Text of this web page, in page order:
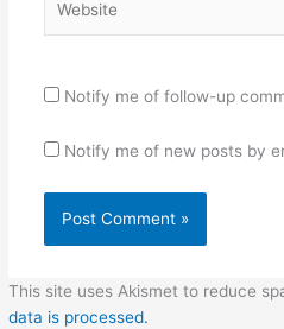
Notify me of follow-up
Notify me of new posts by
This site uses Akismet to reduce
data is processed.